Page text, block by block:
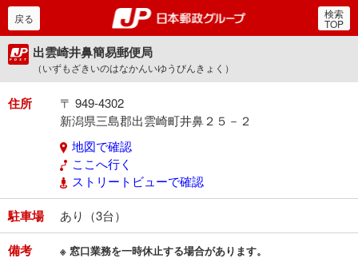
郵便局・日本郵政グルー
戻る 検索
TOP
出雲崎井鼻簡易郵便局
（いずもざきいのはなかんいゆうびんきょく）
住所
〒 949-4302
新潟県三島郡出雲崎町井鼻２５－２
地図で確認
ここへ行く
ストリートビューで確認
駐車場 あり（3台）
備考 ※ 窓口業務を一時休止する場合があります。